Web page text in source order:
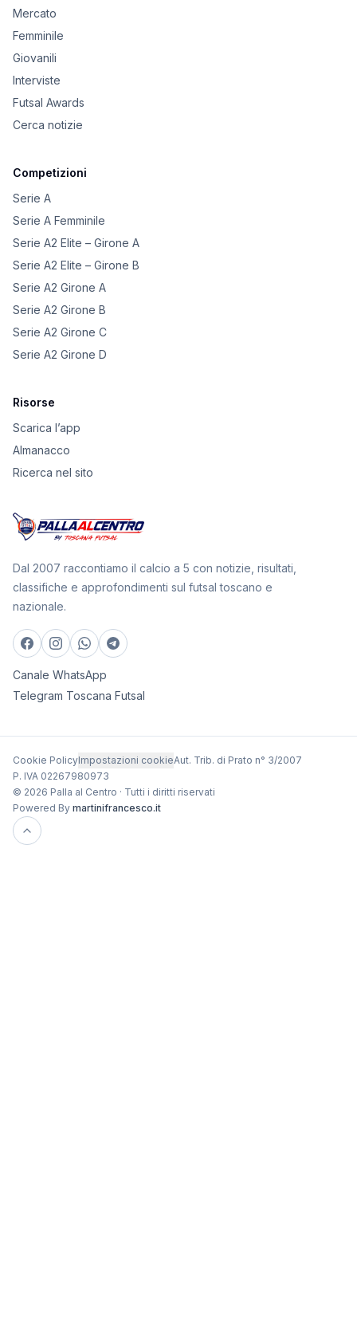
Mercato
Femminile
Giovanili
Interviste
Futsal Awards
Cerca notizie
Competizioni
Serie A
Serie A Femminile
Serie A2 Elite – Girone A
Serie A2 Elite – Girone B
Serie A2 Girone A
Serie A2 Girone B
Serie A2 Girone C
Serie A2 Girone D
Risorse
Scarica l’app
Almanacco
Ricerca nel sito
Dal 2007 raccontiamo il calcio a 5 con notizie, risultati,
classifiche e approfondimenti sul futsal toscano e
nazionale.
Canale WhatsApp
Telegram Toscana Futsal
Cookie PolicyImpostazioni cookieAut. Trib. di Prato n° 3/2007
P. IVA 02267980973
© 2026 Palla al Centro · Tutti i diritti riservati
Powered By martinifrancesco.it